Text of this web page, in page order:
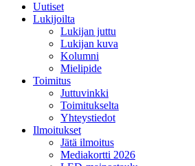
Uutiset
Lukijoilta
Lukijan juttu
Lukijan kuva
Kolumni
Mielipide
Toimitus
Juttuvinkki
Toimitukselta
Yhteystiedot
Ilmoitukset
Jätä ilmoitus
Mediakortti 2026